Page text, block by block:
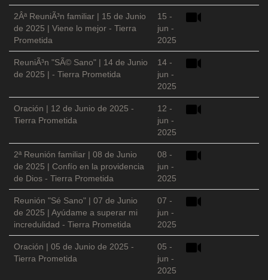
2Âª ReuniÃ³n familiar | 15 de Junio
de 2025 | Viene lo mejor - Tierra
Prometida
15 -
jun -
2025
ReuniÃ³n "SÃ© Sano" | 14 de Junio
de 2025 | - Tierra Prometida
14 -
jun -
2025
Oración | 12 de Junio de 2025 -
Tierra Prometida
12 -
jun -
2025
2ª Reunión familiar | 08 de Junio
de 2025 | Confío en la providencia
de Dios - Tierra Prometida
08 -
jun -
2025
Reunión "Sé Sano" | 07 de Junio
de 2025 | Ayúdame a superar mi
incredulidad - Tierra Prometida
07 -
jun -
2025
Oración | 05 de Junio de 2025 -
Tierra Prometida
05 -
jun -
2025